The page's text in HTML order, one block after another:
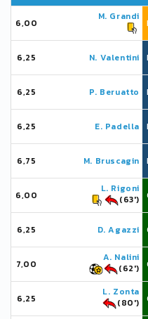
6,00
M. Grandi
6,25 N. Valentini
6,25 P. Beruatto
6,25 E. Padella
6,75 M. Bruscagin
6,00
L. Rigoni
(63')
6,25 D. Agazzi
7,00
A. Nalini
(62')
6,25
L. Zonta
(80')